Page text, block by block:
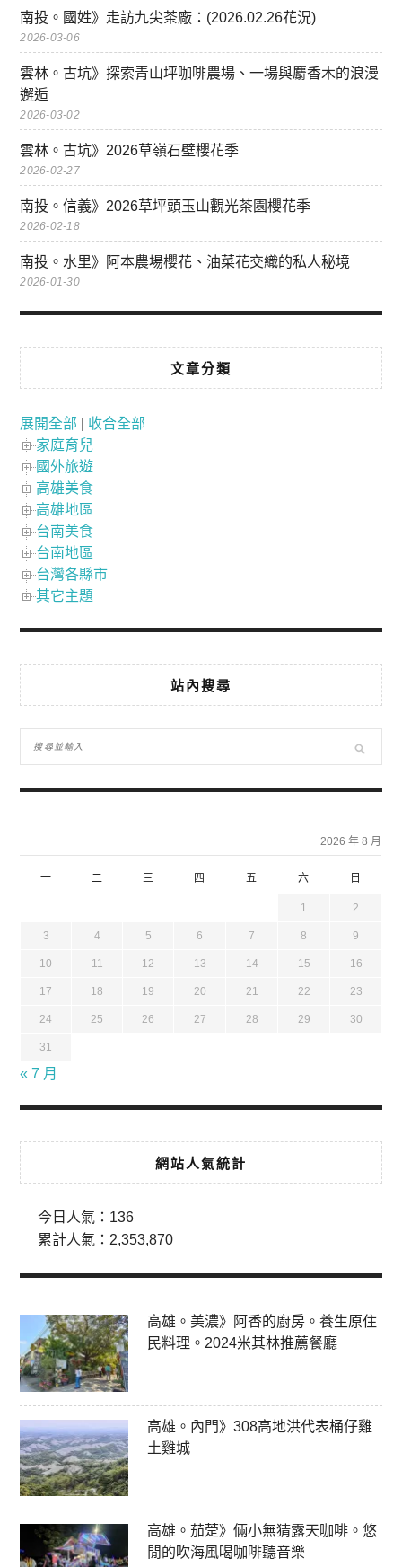
南投。國姓》走訪九尖茶廠：(2026.02.26花況)
2026-03-06
雲林。古坑》探索青山坪咖啡農場、一場與麝香木的浪漫
邂逅
2026-03-02
雲林。古坑》2026草嶺石壁櫻花季
2026-02-27
南投。信義》2026草坪頭玉山觀光茶園櫻花季
2026-02-18
南投。水里》阿本農場櫻花、油菜花交織的私人秘境
2026-01-30
文章分類
展開全部
收合全部
家庭育兒
國外旅遊
高雄美食
高雄地區
台南美食
台南地區
台灣各縣市
其它主題
站內搜尋
2026 年 8 月
一 二 三 四 五 六 日
1 2
3 4 5 6 7 8 9
10 11 12 13 14 15 16
17 18 19 20 21 22 23
24 25 26 27 28 29 30
31
« 7 月
網站人氣統計
今日人氣： 136
累計人氣： 2,353,870
高雄。美濃》阿香的廚房。養生原住
民料理。2024米其林推薦餐廳
高雄。內門》308高地洪代表桶仔雞
土雞城
高雄。茄萣》倆小無猜露天咖啡。悠
閒的吹海風喝咖啡聽音樂